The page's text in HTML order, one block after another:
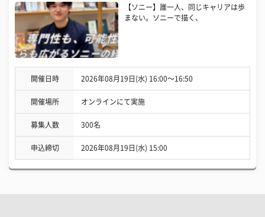
【ソニー】誰一人、同じキャリアは歩
まない。ソニーで描く、
開催日時 2026年08月19日(水) 16:00〜16:50
開催場所 オンラインにて実施
募集人数 300名
申込締切 2026年08月19日(水) 15:00